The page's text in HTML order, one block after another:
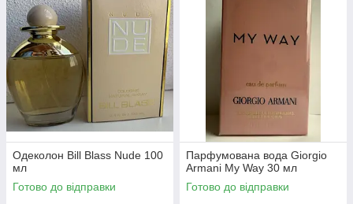
Одеколон Bill Blass Nude 100
мл
Готово до відправки
Парфумована вода Giorgio
Armani My Way 30 мл
Готово до відправки